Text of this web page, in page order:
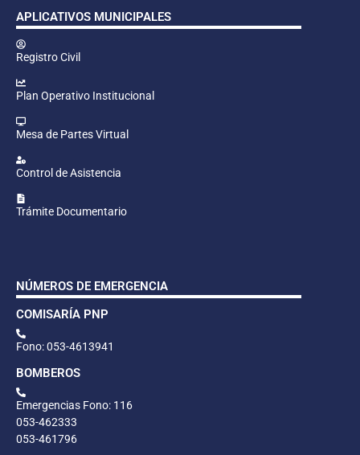
APLICATIVOS MUNICIPALES
Registro Civil
Plan Operativo Institucional
Mesa de Partes Virtual
Control de Asistencia
Trámite Documentario
NÚMEROS DE EMERGENCIA
COMISARÍA PNP
Fono: 053-4613941
BOMBEROS
Emergencias Fono: 116
053-462333
053-461796